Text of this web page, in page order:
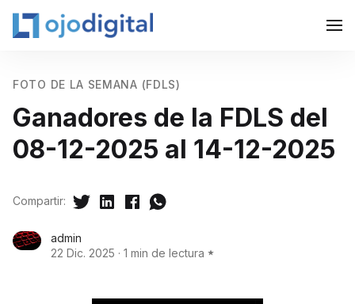
FOTO DE LA SEMANA (FDLS)
Ganadores de la FDLS del
08-12-2025 al 14-12-2025
admin
22 Dic. 2025 · 1 min de lectura
Compartir: